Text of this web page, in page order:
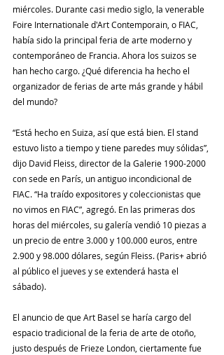
miércoles. Durante casi medio siglo, la venerable
Foire Internationale d'Art Contemporain, o FIAC,
había sido la principal feria de arte moderno y
contemporáneo de Francia. Ahora los suizos se
han hecho cargo. ¿Qué diferencia ha hecho el
organizador de ferias de arte más grande y hábil
del mundo?
“Está hecho en Suiza, así que está bien. El stand
estuvo listo a tiempo y tiene paredes muy sólidas”,
dijo David Fleiss, director de la Galerie 1900-2000
con sede en París, un antiguo incondicional de
FIAC. “Ha traído expositores y coleccionistas que
no vimos en FIAC”, agregó. En las primeras dos
horas del miércoles, su galería vendió 10 piezas a
un precio de entre 3.000 y 100.000 euros, entre
2.900 y 98.000 dólares, según Fleiss. (Paris+ abrió
al público el jueves y se extenderá hasta el
sábado).
El anuncio de que Art Basel se haría cargo del
espacio tradicional de la feria de arte de otoño,
justo después de Frieze London, ciertamente fue